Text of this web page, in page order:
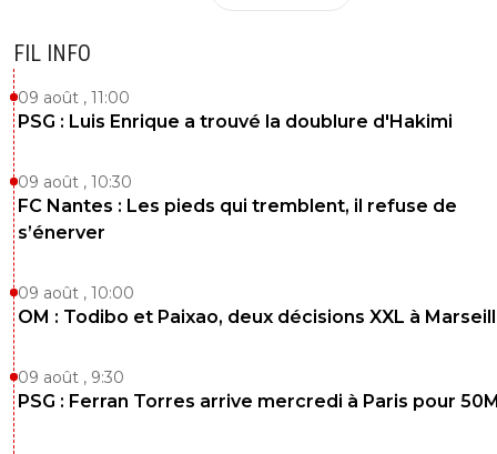
FIL INFO
09 août , 11:00
PSG : Luis Enrique a trouvé la doublure d'Hakimi
09 août , 10:30
FC Nantes : Les pieds qui tremblent, il refuse de
s’énerver
09 août , 10:00
OM : Todibo et Paixao, deux décisions XXL à
09 août , 9:30
PSG : Ferran Torres arrive mercredi à Paris pour